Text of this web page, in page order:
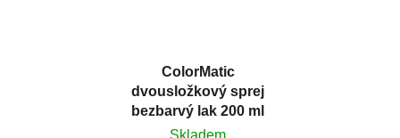
ColorMatic
dvousložkový sprej
bezbarvý lak 200 ml